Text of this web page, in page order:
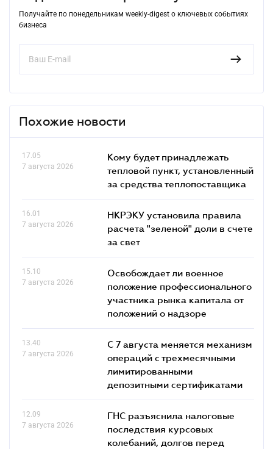
Получайте по понедельникам weekly-digest о ключевых событиях
бизнеса
Похожие новости
17.05
7 августа 2026
Кому будет принадлежать
тепловой пункт, установленный
за средства теплопоставщика
16.01
7 августа 2026
НКРЭКУ установила правила
расчета "зеленой" доли в счете
за свет
15.10
7 августа 2026
Освобождает ли военное
положение профессионального
участника рынка капитала от
положений о надзоре
13.40
7 августа 2026
С 7 августа меняется механизм
операций с трехмесячными
лимитированными
депозитными сертификатами
12.09
7 августа 2026
ГНС разъяснила налоговые
последствия курсовых
колебаний, долгов перед